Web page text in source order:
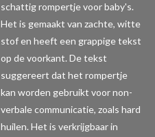
schattig rompertje voor baby's.
Het is gemaakt van zachte, witte
stof en heeft een grappige tekst
op de voorkant. De tekst
suggereert dat het rompertje
kan worden gebruikt voor non-
verbale communicatie, zoals hard
huilen. Het is verkrijgbaar in